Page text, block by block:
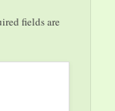
fields are